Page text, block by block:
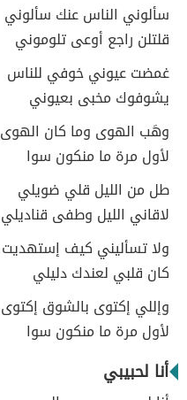
سألوني الناس عنك سألوني
قلتلن راجع أوعى تلوموني
غمضت عيوني خوفي للناس
يشوفوك مخبى بعيوني
وهَب الهوى وما كان الهوى
لأول مرة ما منكون سوا
طل من الليل قلي ضويلي
لاقاني الليل وطفى قناديلي
ولا تسأليني كيف إستهديت
كان قلبي لعندك دليلي
وإللي إكتوى بالشوق إكتوى
لأول مرة ما منكون سوا
أنا لحبيبي